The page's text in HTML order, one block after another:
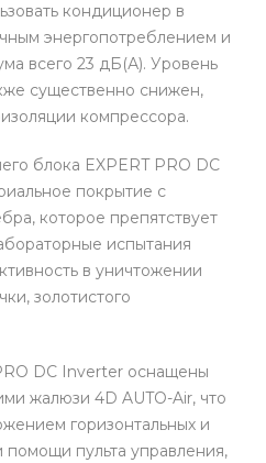
кондиционер в
энергопотреблением и
всего 23 дБ(А). Уровень
существенно снижен,
компрессора.
блока EXPERT PRO DC
покрытие с
которое препятствует
испытания
в уничтожении
золотистого
DC Inverter оснащены
жалюзи 4D AUTO-Air, что
горизонтальных и
пульта управления,